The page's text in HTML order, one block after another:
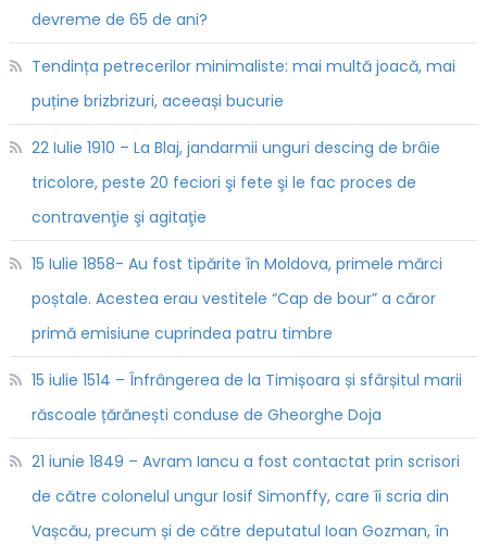
devreme de 65 de ani?
Tendința petrecerilor minimaliste: mai multă joacă, mai
puține brizbrizuri, aceeași bucurie
22 Iulie 1910 – La Blaj, jandarmii unguri descing de brâie
tricolore, peste 20 feciori şi fete şi le fac proces de
contravenţie şi agitaţie
15 Iulie 1858- Au fost tipărite în Moldova, primele mărci
poștale. Acestea erau vestitele “Cap de bour” a căror
primă emisiune cuprindea patru timbre
15 iulie 1514 – Înfrângerea de la Timișoara și sfârșitul marii
răscoale țărănești conduse de Gheorghe Doja
21 iunie 1849 – Avram Iancu a fost contactat prin scrisori
de către colonelul ungur Iosif Simonffy, care îi scria din
Vașcău, precum și de către deputatul Ioan Gozman, în